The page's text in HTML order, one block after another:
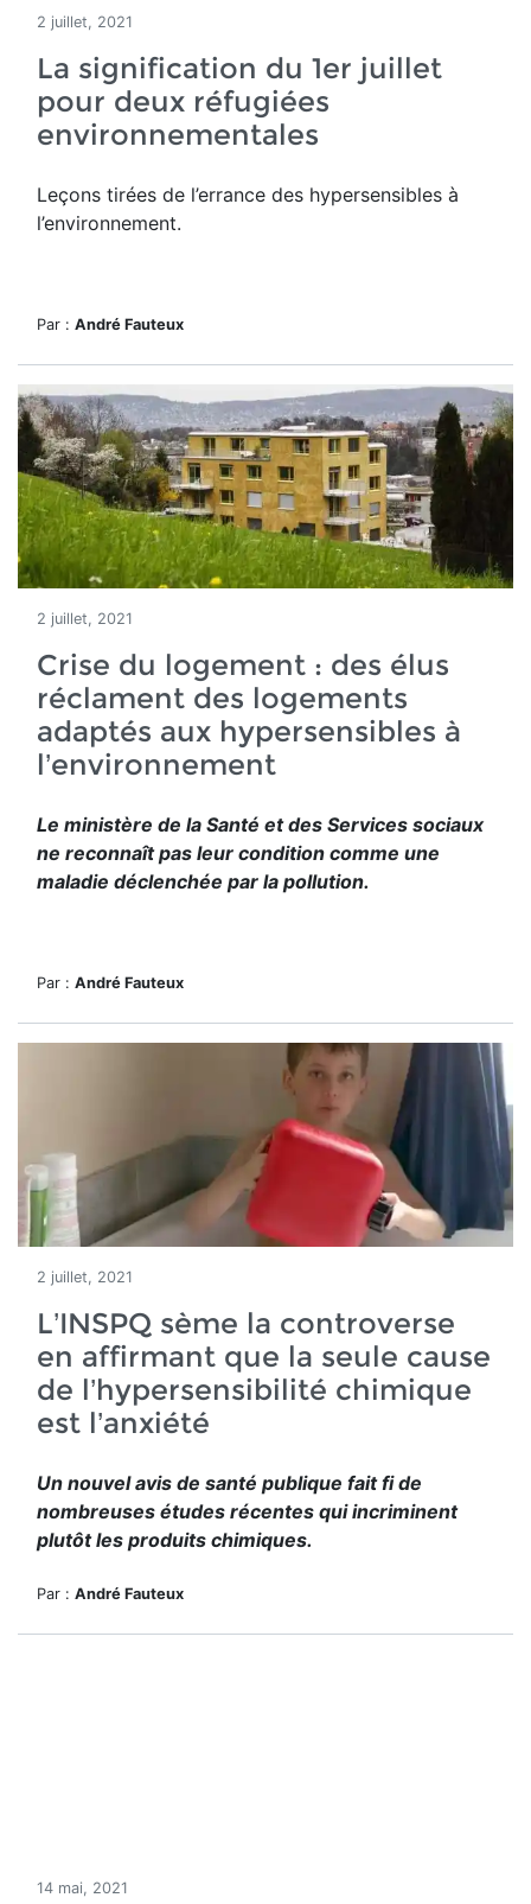
2 juillet, 2021
La signification du 1er juillet
pour deux réfugiées
environnementales
Leçons tirées de l’errance des hypersensibles à
l’environnement.
Par : André Fauteux
2 juillet, 2021
Crise du logement : des élus
réclament des logements
adaptés aux hypersensibles à
l’environnement
Le ministère de la Santé et des Services sociaux
ne reconnaît pas leur condition comme une
maladie déclenchée par la pollution.
Par : André Fauteux
2 juillet, 2021
L’INSPQ sème la controverse
en affirmant que la seule cause
de l’hypersensibilité chimique
est l’anxiété
Un nouvel avis de santé publique fait fi de
nombreuses études récentes qui incriminent
plutôt les produits chimiques.
Par : André Fauteux
14 mai, 2021